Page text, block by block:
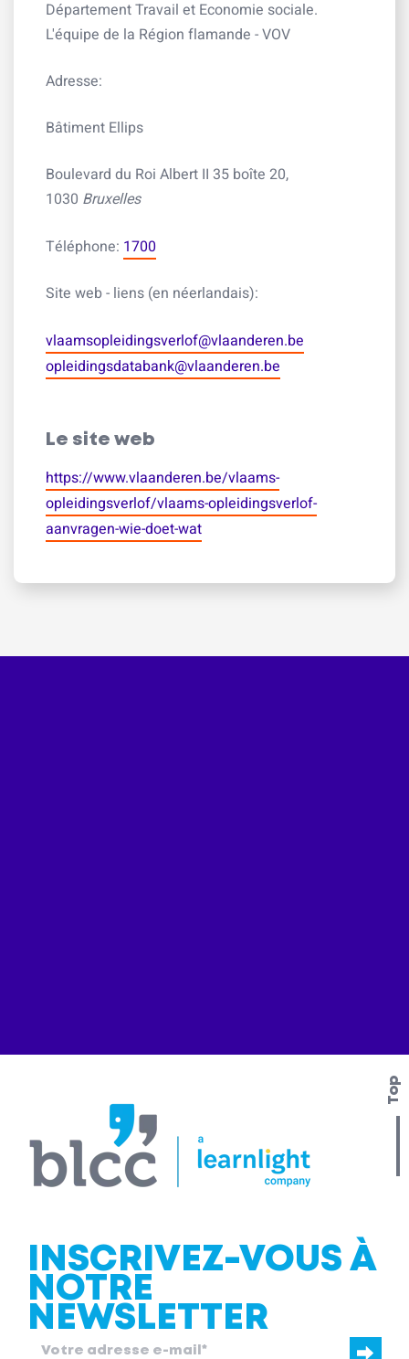
Département Travail et Economie sociale.
L'équipe de la Région flamande - VOV
Adresse:
Bâtiment Ellips
Boulevard du Roi Albert II 35 boîte 20,
1030 Bruxelles
Téléphone: 1700
Site web - liens (en néerlandais):
vlaamsopleidingsverlof@vlaanderen.be
opleidingsdatabank@vlaanderen.be
Le site web
https://www.vlaanderen.be/vlaams-
opleidingsverlof/vlaams-opleidingsverlof-
aanvragen-wie-doet-wat
Contactez-nous
Top
INSCRIVEZ-VOUS À
NOTRE
NEWSLETTER